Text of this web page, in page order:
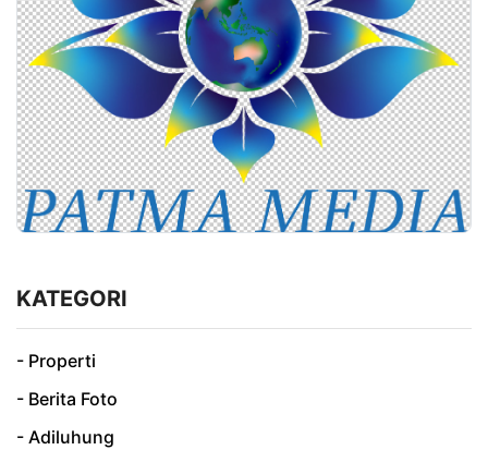
KATEGORI
- Properti
- Berita Foto
- Adiluhung